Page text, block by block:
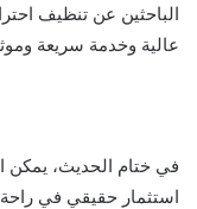
الباحثين عن تنظيف
عالية وخدمة سريعة
في ختام الحديث، يمكن
استثمار حقيقي في